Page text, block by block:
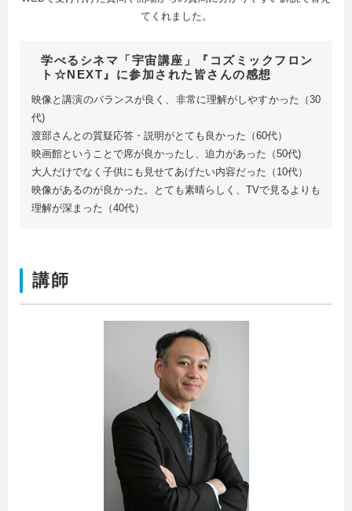
てくれました。
学べるシネマ「宇宙講座」『コズミックフロン
ト☆NEXT』に参加された皆さんの感想
映像と講演のバランスが良く、非常に理解がしやすかった（30
代)
渡部さんとの質疑応答・説明がとても良かった（60代）
映画館ということで席が良かったし、迫力があった（50代)
大人だけでなく子供にも見せてあげたい内容だった（10代）
映像があるのが良かった。とても素晴らしく、TVで見るよりも
理解が深まった（40代）
講師